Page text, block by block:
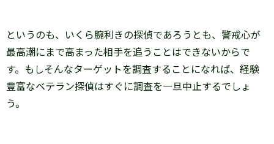
というのも、いくら腕利きの探偵であろうとも、警戒心が
最高潮にまで高まった相手を追うことはできないからで
す。もしそんなターゲットを調査することになれば、経験
豊富なベテラン探偵はすぐに調査を一旦中止するでしょ
う。